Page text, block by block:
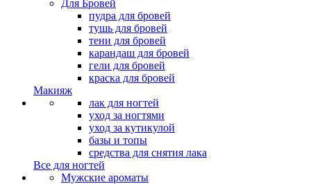
Для Бровей
пудра для бровей
тушь для бровей
тени для бровей
карандаш для бровей
гели для бровей
краска для бровей
Макияж
лак для ногтей
уход за ногтями
уход за кутикулой
базы и топы
средства для снятия лака
Все для ногтей
Мужские ароматы